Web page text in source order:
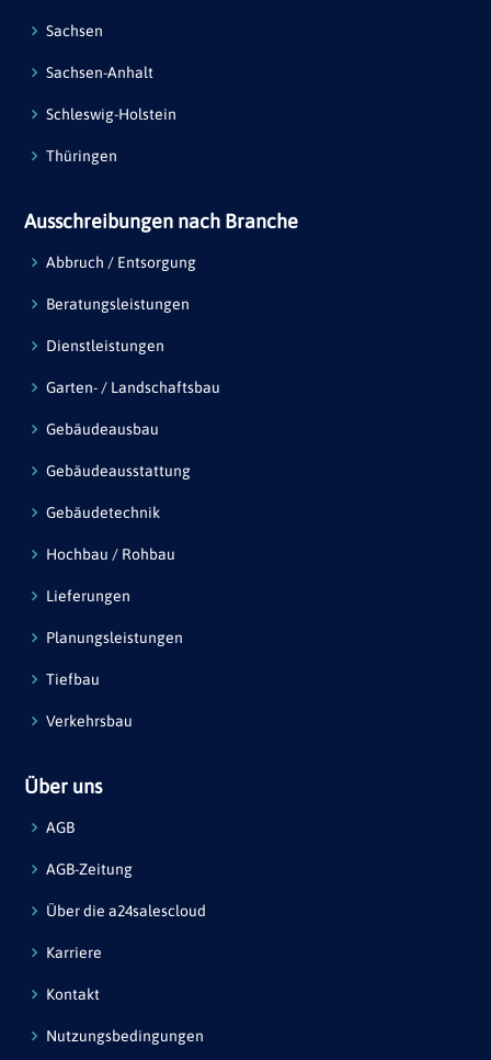
Sachsen
Sachsen-Anhalt
Schleswig-Holstein
Thüringen
Ausschreibungen nach Branche
Abbruch / Entsorgung
Beratungsleistungen
Dienstleistungen
Garten- / Landschaftsbau
Gebäudeausbau
Gebäudeausstattung
Gebäudetechnik
Hochbau / Rohbau
Lieferungen
Planungsleistungen
Tiefbau
Verkehrsbau
Über uns
AGB
AGB-Zeitung
Über die a24salescloud
Karriere
Kontakt
Nutzungsbedingungen